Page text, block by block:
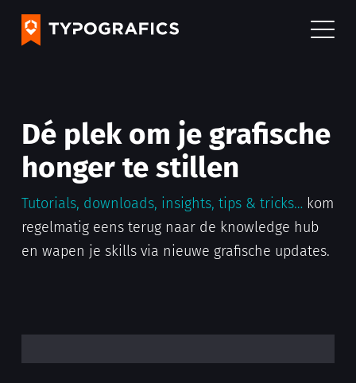
Dé plek om je grafische
honger te stillen
Tutorials, downloads, insights, tips & tricks… kom
regelmatig eens terug naar de knowledge hub
en wapen je skills via nieuwe grafische updates.